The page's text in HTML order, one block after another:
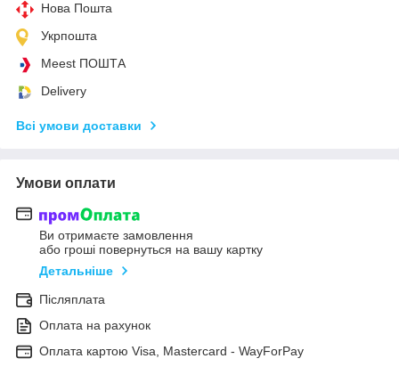
Нова Пошта
Укрпошта
Meest ПОШТА
Delivery
Всі умови доставки
Умови оплати
Ви отримаєте замовлення
або гроші повернуться на вашу картку
Детальніше
Післяплата
Оплата на рахунок
Оплата картою Visa, Mastercard - WayForPay